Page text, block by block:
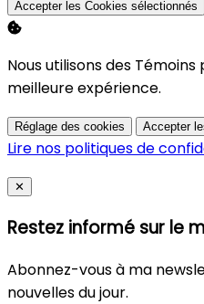
Accepter les Cookies sélectionnés
Nous utilisons des
meilleure expérience.
Réglage des cookies Accepter
Lire nos politiques de
Close
✕
Restez informé sur le
Abonnez-vous à ma
nouvelles du jour.